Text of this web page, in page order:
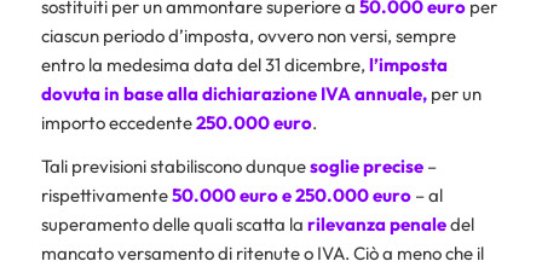
sostituiti per un ammontare superiore a 50.000 europer
ciascun periodo d’imposta, ovvero non versi, sempre
entro la medesima data del 31 dicembre, l’imposta
dovuta in base alla dichiarazione IVA annuale,per un
importo eccedente250.000 euro.
Tali previsioni stabiliscono dunquesoglie precise–
rispettivamente50.000 euro e 250.000 euro– al
superamento delle quali scatta la rilevanza penaledel
mancato versamento di ritenute o IVA. Ciò a meno che il